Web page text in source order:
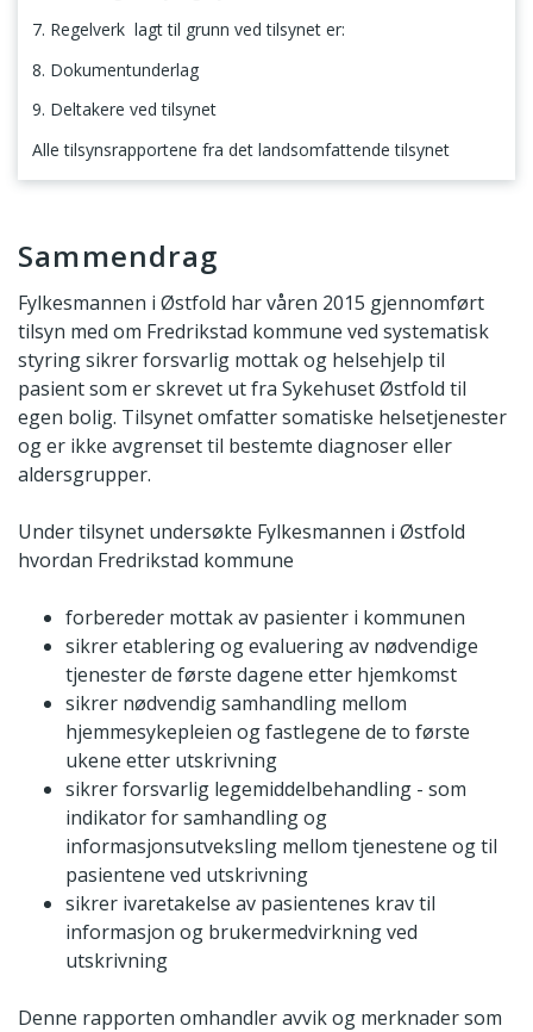
7. Regelverk lagt til grunn ved tilsynet er:
8. Dokumentunderlag
9. Deltakere ved tilsynet
Alle tilsynsrapportene fra det landsomfattende tilsynet
Sammendrag
Fylkesmannen i Østfold har våren 2015 gjennomført
tilsyn med om Fredrikstad kommune ved systematisk
styring sikrer forsvarlig mottak og helsehjelp til
pasient som er skrevet ut fra Sykehuset Østfold til
egen bolig. Tilsynet omfatter somatiske helsetjenester
og er ikke avgrenset til bestemte diagnoser eller
aldersgrupper.
Under tilsynet undersøkte Fylkesmannen i Østfold
hvordan Fredrikstad kommune
forbereder mottak av pasienter i kommunen
sikrer etablering og evaluering av nødvendige
tjenester de første dagene etter hjemkomst
sikrer nødvendig samhandling mellom
hjemmesykepleien og fastlegene de to første
ukene etter utskrivning
sikrer forsvarlig legemiddelbehandling - som
indikator for samhandling og
informasjonsutveksling mellom tjenestene og til
pasientene ved utskrivning
sikrer ivaretakelse av pasientenes krav til
informasjon og brukermedvirkning ved
utskrivning
Denne rapporten omhandler avvik og merknader som